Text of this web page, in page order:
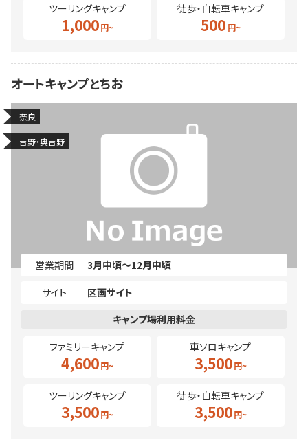
ツーリングキャンプ
1,000
徒歩・自転車キャンプ
500
オートキャンプとちお
奈良
吉野・奥吉野
営業期間
3月中頃～12月中頃
サイト
区画サイト
ファミリーキャンプ
4,600
車ソロキャンプ
3,500
ツーリングキャンプ
3,500
徒歩・自転車キャンプ
3,500